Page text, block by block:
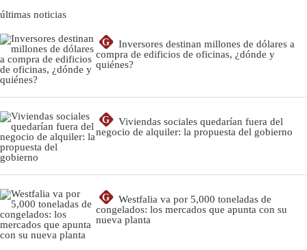
últimas noticias
G
Inversores destinan millones de dólares a
compra de edificios de oficinas, ¿dónde y
quiénes?
G
Viviendas sociales quedarían fuera del
negocio de alquiler: la propuesta del gobierno
G
Westfalia va por 5,000 toneladas de
congelados: los mercados que apunta con su
nueva planta